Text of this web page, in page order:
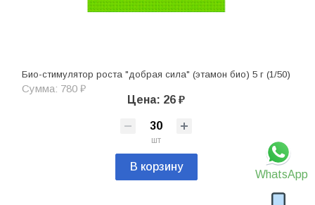
WhatsApp
Био-стимулятор роста "добрая сила" (этамон био) 5 г (1/50)
Сумма: 780 ₽
Цена: 26 ₽
шт
В корзину